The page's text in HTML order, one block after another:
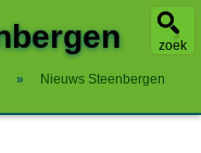
zoek
» Nieuws Steenbergen